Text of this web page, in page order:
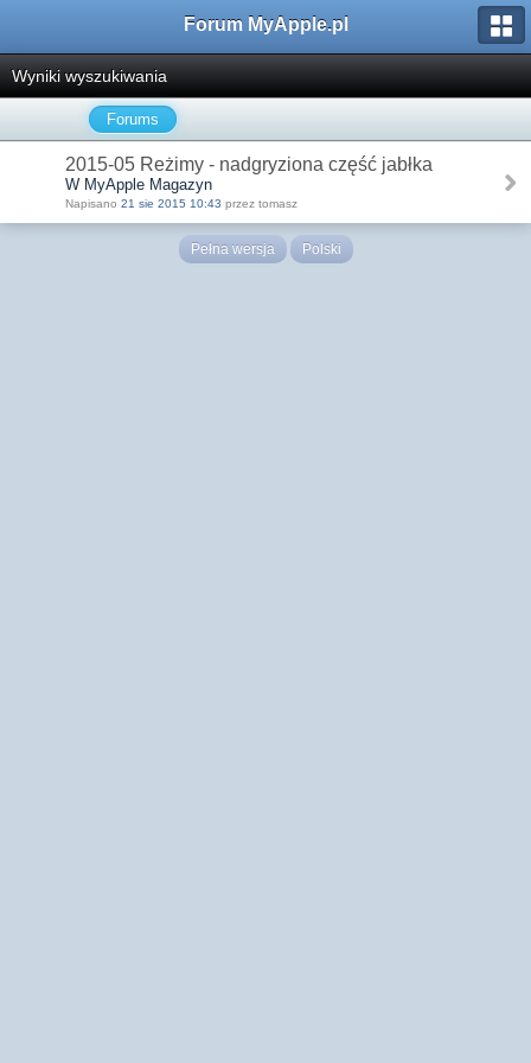
Forum MyApple.pl
Wyniki wyszukiwania
Forums
2015-05 Reżimy - nadgryziona część jabłka
W MyApple Magazyn
Napisano 21 sie 2015 10:43 przez tomasz
Pełna wersja Polski